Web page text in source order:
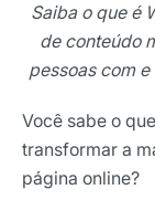
Saiba o que é
de conteúdo
pessoas com
Você sabe o
transformar a
página online?